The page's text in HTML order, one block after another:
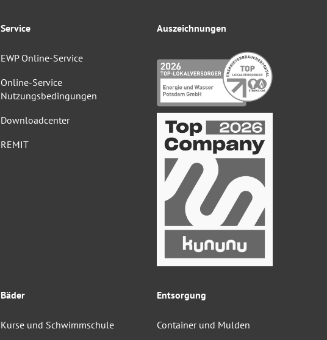
Bäder
Kurse und Schwimmschule
Entsorgung
Container und Mulden
Service
EWP Online-Service
Online-Service
Nutzungsbedingungen
Downloadcenter
REMIT
Auszeichnungen